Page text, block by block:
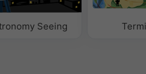
Seeing